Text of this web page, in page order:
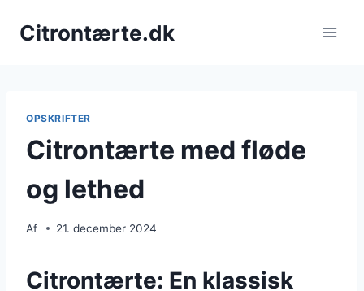
Citrontærte.dk
OPSKRIFTER
Citrontærte med fløde
og lethed
Af 21. december 2024
Citrontærte: En klassisk